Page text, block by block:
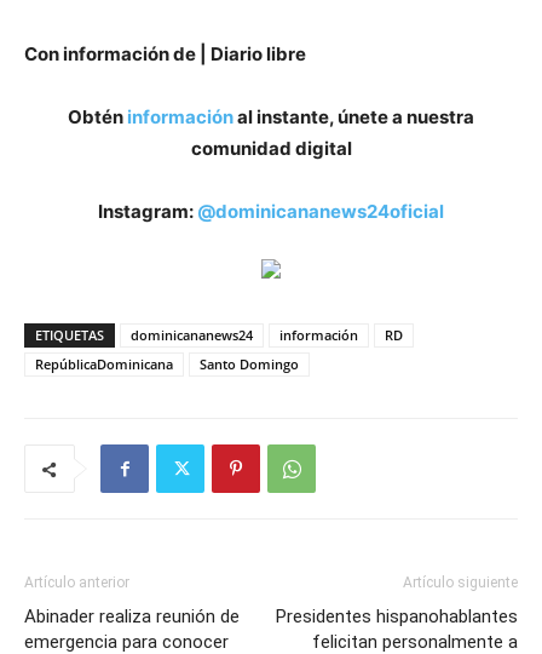
Con información de | Diario libre
Obtén informaciónal instante, únete a nuestra
comunidad digital
Instagram: @dominicananews24oficial
ETIQUETAS dominicananews24 información
RD
RepúblicaDominicana
Santo Domingo
Artículo anterior
Abinader realiza reunión de
emergencia para conocer
Artículo siguiente
Presidentes hispanohablantes
felicitan personalmente a